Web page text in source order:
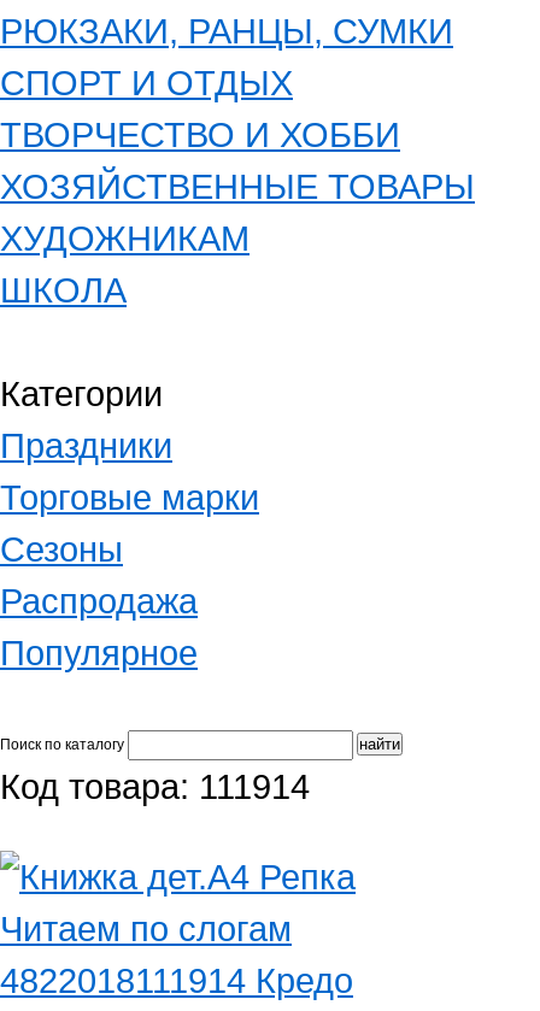
РЮКЗАКИ, РАНЦЫ, СУМКИ
СПОРТ И ОТДЫХ
ТВОРЧЕСТВО И ХОББИ
ХОЗЯЙСТВЕННЫЕ ТОВАРЫ
ХУДОЖНИКАМ
ШКОЛА
Категории
Праздники
Торговые марки
Сезоны
Распродажа
Популярное
Поиск по каталогу
Код товара: 111914